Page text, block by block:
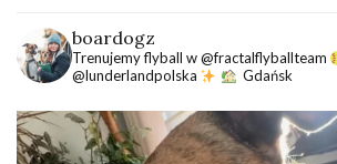
boardogz
Trenujemy flyball w @fractalflyballteam
@lunderlandpolska
Gdańsk